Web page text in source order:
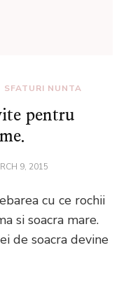
SFATURI NUNTA
pentru
9, 2015
cu ce rochii
si soacra mare.
de soacra devine